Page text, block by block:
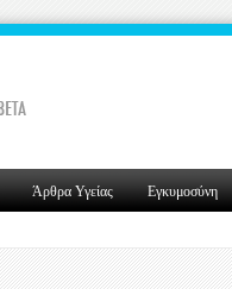
Άρθρα Υγείας Εγκυμοσύνη